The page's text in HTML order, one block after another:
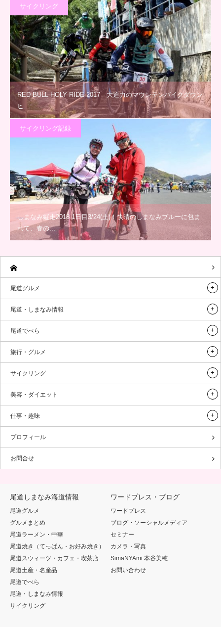
サイクリング
RED BULL HOLY RIDE 2017 大迫力のマウンテンバイクダウン
ヒ…
サイクリング記録
しまなみ縦走2018 1日目3/24(土)！快晴のしまなみブルーに包ま
れて、春の…
尾道グルメ
尾道・しまなみ情報
尾道でべら
旅行・グルメ
サイクリング
美容・ダイエット
仕事・趣味
プロフィール
お問合せ
尾道しまなみ海道情報
尾道グルメ
グルメまとめ
尾道ラーメン・中華
尾道焼き（てっぱん・お好み焼き）
尾道スウィーツ・カフェ・喫茶店
尾道土産・名産品
尾道でべら
尾道・しまなみ情報
サイクリング
ワードプレス・ブログ
ワードプレス
ブログ・ソーシャルメディア
セミナー
カメラ・写真
SimaNYAmi 本谷美穂
お問い合わせ